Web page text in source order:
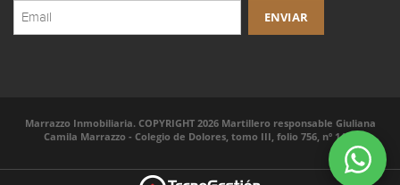
Marrazzo Inmobiliaria. COPYRIGHT 2026 Martillero responsable Giuliana
Camila Marrazzo - Colegio de Dolores, tomo III, folio 756, nº 1414